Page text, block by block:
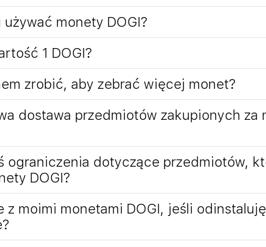
monety DOGI?
1 DOGI?
zrobić, aby zebrać więcej monet?
dostawa przedmiotów zakupionych za
ograniczenia dotyczące przedmiotów,
DOGI?
z moimi monetami DOGI, jeśli odinstaluję